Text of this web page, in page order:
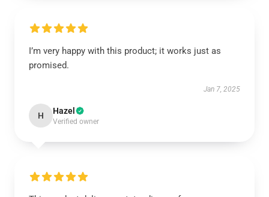
I’m very happy with this product; it works just as
promised.
Jan 7, 2025
H Hazel
Verified owner